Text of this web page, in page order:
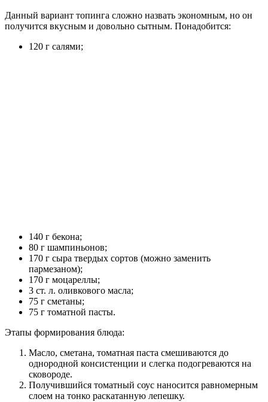
Данный вариант топинга сложно назвать экономным, но он
получится вкусным и довольно сытным. Понадобится:
120 г салями;
140 г бекона;
80 г шампиньонов;
170 г сыра твердых сортов (можно заменить
пармезаном);
170 г моцареллы;
3 ст. л. оливкового масла;
75 г сметаны;
75 г томатной пасты.
Этапы формирования блюда:
Масло, сметана, томатная паста смешиваются до
однородной консистенции и слегка подогреваются на
сковороде.
Получившийся томатный соус наносится равномерным
слоем на тонко раскатанную лепешку.